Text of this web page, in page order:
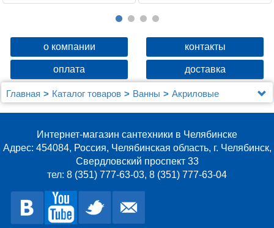
о компании контакты
оплата доставка
Главная Каталог товаров Ванны
Акриловые
Акриловая ванна Marka One (1MarKa) Pragmatika
Интернет-магазин сантехники в Челябинске
Адрес: 454084, Россия, Челябинская область, г. Челябинск,
Свердловский проспект 33
тел: 8 (351) 777-63-03, 8 (351) 777-63-04